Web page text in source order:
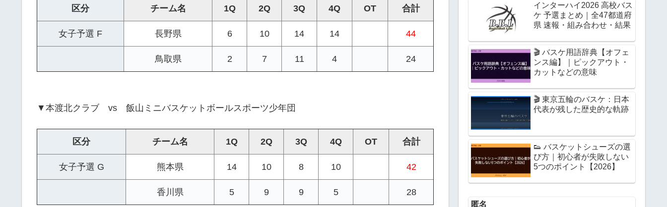
区分 チーム名 1Q 2Q 3Q 4Q OT 合計
女子予選 F 長野県 6 10 14 14 44
鳥取県 2 7 11 4 24
▼本渡北クラブ vs 飯山ミニバスケットボールスポーツ少年団
区分 チーム名 1Q 2Q 3Q 4Q OT 合計
女子予選 G 熊本県 14 10 8 10 42
香川県 5 9 9 5 28
インターハイ2026 高校バス
ケ 予選まとめ｜全47都道府
県 速報・組み合わせ・結果
🎬 バスケ用語辞典【オフェ
ンス編】｜ピックアウト・
カットなどの意味
🎬 東京五輪のバスケ：日本
代表が残した歴史的な軌跡
👟 バスケットシューズの選
び方｜初心者が失敗しない
5つのポイント【2026】
匿名